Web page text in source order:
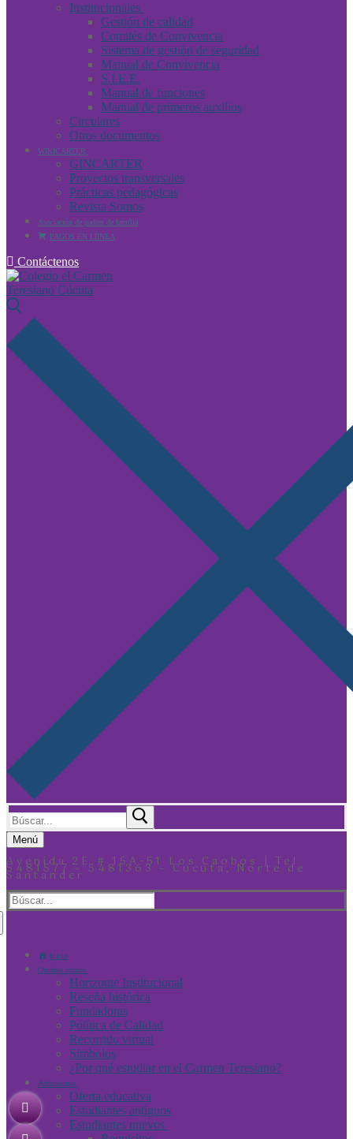
Institucionales
Gestión de calidad
Comités de Convivencia
Sistema de gestión de seguridad
Manual de Convivencia
S.I.E.E.
Manual de funciones
Manual de primeros auxilios
Circulares
Otros documentos
WIKICARTER
GINCARTER
Proyectos transversales
Prácticas pedagógicas
Revista Somos
Asociación de padres de familia
PAGOS EN LÍINEA
Contáctenos
Menú
Avenida 2E # 15A-51 Los Caobos | Tel
5481577 – 5481363 – Cúcuta, Norte de
Santander
Inicio
Quiénes somos
Horizonte Institucional
Reseña histórica
Fundadoras
Política de Calidad
Recorrido virtual
Símbolos
¿Por qué estudiar en el Carmen Teresiano?
Admisiones
Oferta educativa
Estudiantes antiguos
Estudiantes nuevos